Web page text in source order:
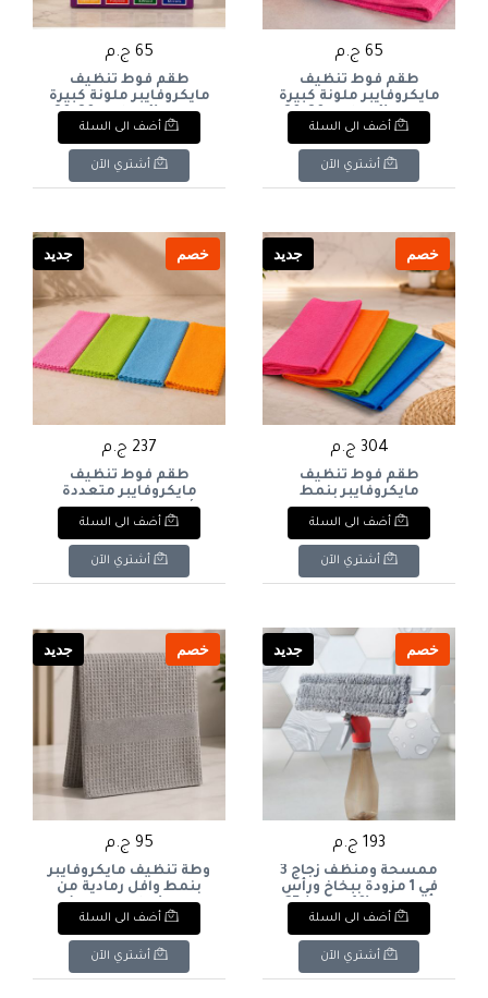
65 ج.م
طقم فوط تنظيف
مايكروفايبر ملونة كبيرة
الحجم (4 قطع - 30×30
سم) - (Microfibre Cloths
4 Pack - 30x30 cm). & :
Microfibre Cloths Set (4
Pack - 30 x 30 cm).
أضف الى السلة
أشتري الآن
65 ج.م
طقم فوط تنظيف
مايكروفايبر ملونة كبيرة
الحجم (4 قطع - 30×30
سم) - (Microfibre Cloths
4 Pack - 30x30 cm). & :
Microfibre Cloths Set (4
Pack - 30 x 30 cm).
أضف الى السلة
أشتري الآن
خصم جديد
304 ج.م
طقم فوط تنظيف
مايكروفايبر بنمط
مربعات ملموسة من لياو
- عبوة توفيرية 12 قطعة
(LIAO Microfiber Cloths
Grid Texture - 12 Pcs
Pack). & : LIAO Grid-
أضف الى السلة
أشتري الآن
خصم جديد
237 ج.م
طقم فوط تنظيف
مايكروفايبر متعددة
الألوان من لياو - عبوة
عائلية 12 قطعة (LIAO
Microfiber Cloths Multi
LIAO Microfiber Cloths
أضف الى السلة
أشتري الآن
خصم جديد
193 ج.م
ممسحة ومنظف زجاج 3
في 1 مزودة ببخاخ ورأس
ألومنيوم (10 بوصة / 25
سم) من لياو - (LIAO 3-in-
1 Spray Window Cleaner
10"). & : LIAO 3-in-1 Spray
Window Cleaner (10" /
أضف الى السلة
أشتري الآن
خصم جديد
95 ج.م
وطة تنظيف مايكروفايبر
بنمط وافل رمادية من
لياو (قطعة واحدة)
مقاس 58* 40 - (LIAO
Grey Microfiber Waffle
Grey Waffle Microfiber
أضف الى السلة
أشتري الآن